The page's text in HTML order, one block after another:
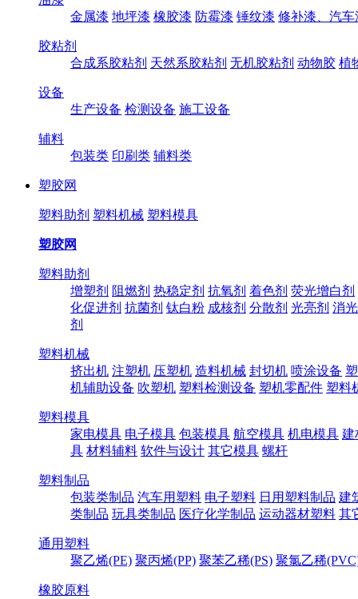
金属漆 地坪漆 橡胶漆 防霉漆 锤纹漆 修补漆、汽车
胶粘剂
合成系胶粘剂 天然系胶粘剂 无机胶粘剂 动物胶 植
设备
生产设备 检测设备 施工设备
辅料
包装类 印刷类 辅料类
塑胶网
塑料助剂 塑料机械 塑料模具
塑胶网
塑料助剂
增塑剂 阻燃剂 热稳定剂 抗氧剂 着色剂 荧光增白剂
化促进剂 抗菌剂 钛白粉 成核剂 分散剂 光亮剂 消
剂
塑料机械
挤出机 注塑机 压塑机 造料机械 封切机 喷涂设备
机辅助设备 吹塑机 塑料检测设备 塑机零配件 塑料
塑料模具
家电模具 电子模具 包装模具 航空模具 机电模具 建
具 材料辅料 软件与设计 其它模具 螺杆
塑料制品
包装类制品 汽车用塑料 电子塑料 日用塑料制品 建
类制品 玩具类制品 医疗化学制品 运动器材塑料 其
通用塑料
聚乙烯(PE) 聚丙烯(PP) 聚苯乙稀(PS) 聚氯乙稀
橡胶原料